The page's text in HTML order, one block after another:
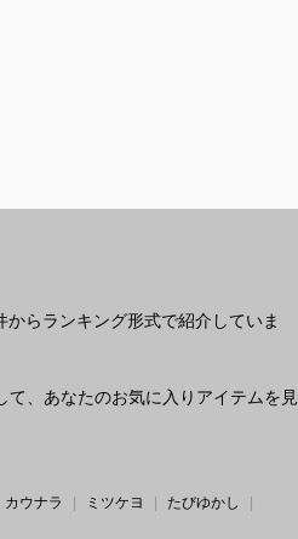
らランキング形式で紹介していま
、あなたのお気に入りアイテムを見
カウナラ ミツケヨ
たびゆかし